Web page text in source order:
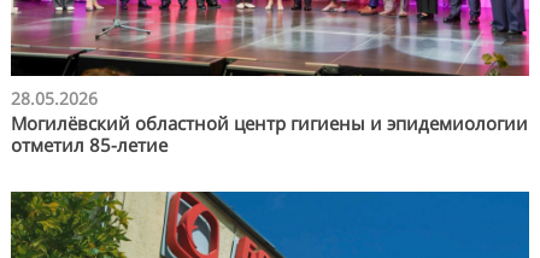
28.05.2026
Могилёвский областной центр гигиены и эпидемиологии
отметил 85-летие